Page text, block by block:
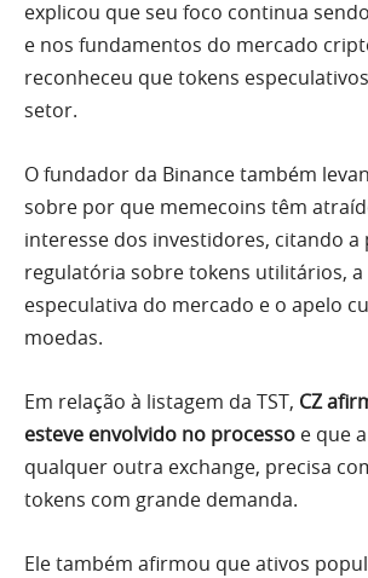
explicou que seu foco continua
e nos fundamentos do mercado
reconheceu que tokens
setor.
O fundador da Binance também
sobre por que memecoins têm
interesse dos investidores, citando a
regulatória sobre tokens utilitários, a
especulativa do mercado e o apelo
moedas.
Em relação à listagem da TST, CZ
esteve envolvido no processo e que
qualquer outra exchange, precisa
tokens com grande demanda.
Ele também afirmou que ativos